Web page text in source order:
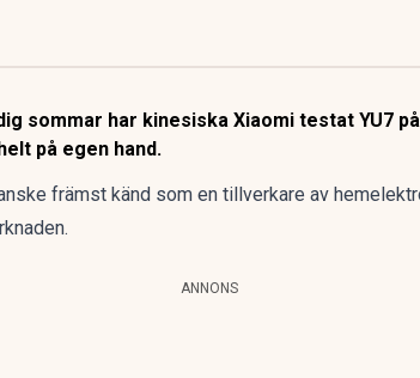
sommar har kinesiska Xiaomi testat YU7
på egen hand.
främst känd som en tillverkare av
ANNONS